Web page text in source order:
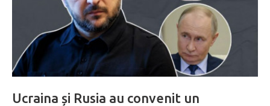
Ucraina și Rusia au convenit un